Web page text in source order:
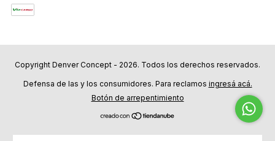
Copyright Denver Concept - 2026. Todos los derechos reservados.
Defensa de las y los consumidores. Para reclamos ingresá acá.
Botón de arrepentimiento